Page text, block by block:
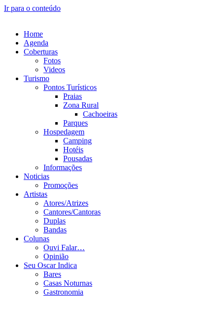
Ir para o conteúdo
Home
Agenda
Coberturas
Fotos
Videos
Turismo
Pontos Turísticos
Praias
Zona Rural
Cachoeiras
Parques
Hospedagem
Camping
Hotéis
Pousadas
Informações
Noticias
Promoções
Artistas
Atores/Atrizes
Cantores/Cantoras
Duplas
Bandas
Colunas
Ouvi Falar…
Opinião
Seu Oscar Indica
Bares
Casas Noturnas
Gastronomia